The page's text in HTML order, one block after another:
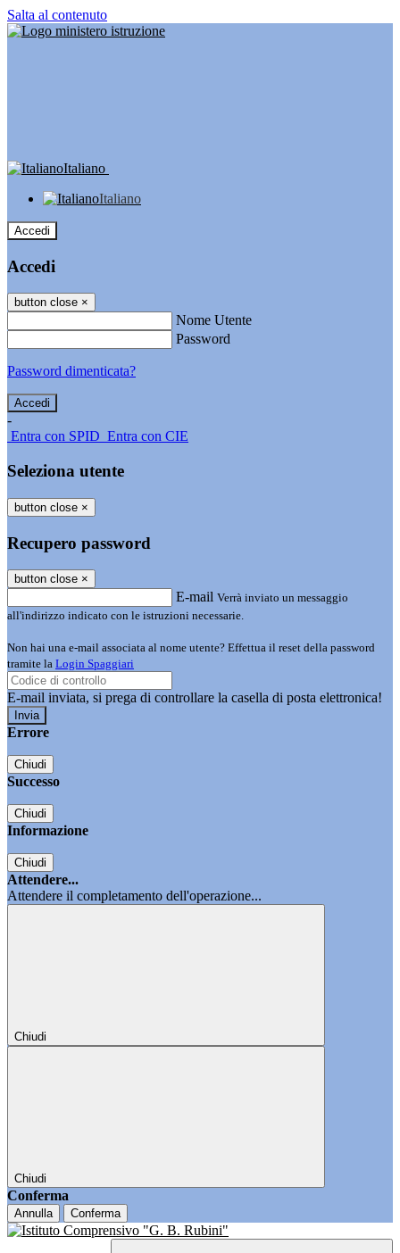
Salta al contenuto
Italiano
Italiano
Accedi
Accedi
button close ×
Nome Utente
Password
Password dimenticata?
-
Entra con SPID Entra con CIE
Seleziona utente
button close ×
Recupero password
button close ×
E-mail Verrà inviato un messaggio
all'indirizzo indicato con le istruzioni necessarie.
Non hai una e-mail associata al nome utente? Effettua il reset della password
tramite la Login Spaggiari
E-mail inviata, si prega di controllare la casella di posta elettronica!
Errore
Chiudi
Successo
Chiudi
Informazione
Chiudi
Attendere...
Attendere il completamento dell'operazione...
Chiudi
Chiudi
Conferma
Annulla Conferma